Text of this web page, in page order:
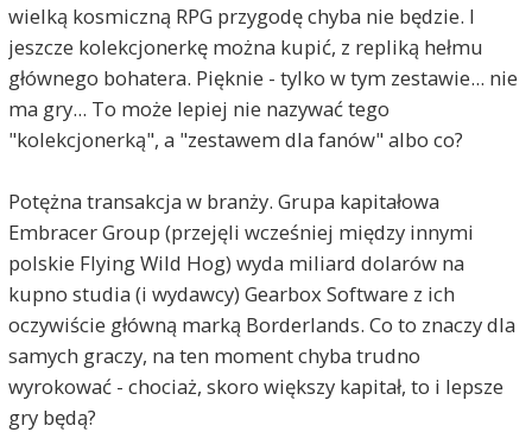
wielką kosmiczną RPG przygodę chyba nie będzie. I
jeszcze kolekcjonerkę można kupić, z repliką hełmu
głównego bohatera. Pięknie - tylko w tym zestawie... nie
ma gry... To może lepiej nie nazywać tego
"kolekcjonerką", a "zestawem dla fanów" albo co?
Potężna transakcja w branży. Grupa kapitałowa
Embracer Group (przejęli wcześniej między innymi
polskie Flying Wild Hog) wyda miliard dolarów na
kupno studia (i wydawcy) Gearbox Software z ich
oczywiście główną marką Borderlands. Co to znaczy dla
samych graczy, na ten moment chyba trudno
wyrokować - chociaż, skoro większy kapitał, to i lepsze
gry będą?